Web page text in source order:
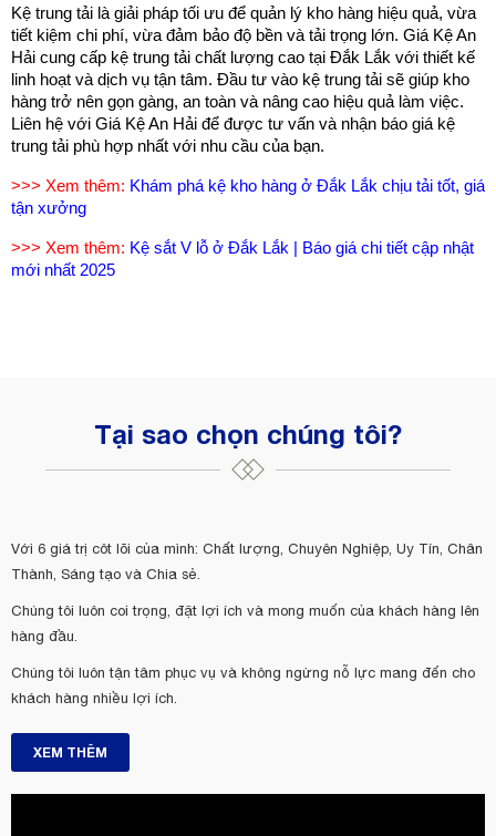
Kệ trung tải là giải pháp tối ưu để quản lý kho hàng hiệu quả, vừa
tiết kiệm chi phí, vừa đảm bảo độ bền và tải trọng lớn. Giá Kệ An
Hải cung cấp kệ trung tải chất lượng cao tại Đắk Lắk với thiết kế
linh hoạt và dịch vụ tận tâm. Đầu tư vào kệ trung tải sẽ giúp kho
hàng trở nên gọn gàng, an toàn và nâng cao hiệu quả làm việc.
Liên hệ với Giá Kệ An Hải để được tư vấn và nhận báo giá kệ
trung tải phù hợp nhất với nhu cầu của bạn.
>>> Xem thêm: Khám phá kệ kho hàng ở Đắk Lắk chịu tải tốt, giá
tận xưởng
>>> Xem thêm: Kệ sắt V lỗ ở Đắk Lắk | Báo giá chi tiết cập nhật
mới nhất 2025
Tại sao chọn chúng tôi?
Với 6 giá trị côt lõi của mình: Chất lượng, Chuyên Nghiệp, Uy Tín, Chân
Thành, Sáng tạo và Chia sẻ.
Chúng tôi luôn coi trọng, đặt lợi ích và mong muốn của khách hàng lên
hàng đầu.
Chúng tôi luôn tận tâm phục vụ và không ngừng nỗ lực mang đến cho
khách hàng nhiều lợi ích.
XEM THÊM